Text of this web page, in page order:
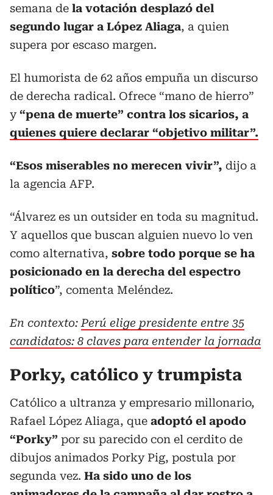
semana de la votación desplazó del
segundo lugar a López Aliaga, a quien
supera por escaso margen.
El humorista de 62 años empuña un discurso
de derecha radical. Ofrece “mano de hierro”
y“pena de muerte” contra los sicarios, a
quienes quiere declarar “objetivo militar”.
“Esos miserables no merecen vivir”, dijo a
la agencia AFP.
“Álvarez es un outsider en toda su magnitud.
Y aquellos que buscan alguien nuevo lo ven
como alternativa, sobre todo porque se ha
posicionado en la derecha del espectro
político”, comenta Meléndez.
En contexto: Perú elige presidente entre 35
candidatos: 8 claves para entender la jornada
Porky, católico y trumpista
Católico a ultranza y empresario millonario,
Rafael López Aliaga, que adoptó el apodo
“Porky” por su parecido con el cerdito de
dibujos animados Porky Pig, postula por
segunda vez. Ha sido uno de los